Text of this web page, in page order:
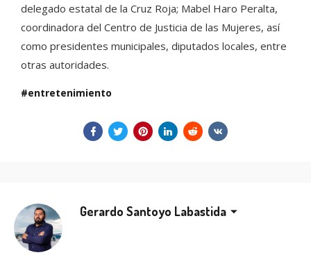
delegado estatal de la Cruz Roja; Mabel Haro Peralta,
coordinadora del Centro de Justicia de las Mujeres, así
como presidentes municipales, diputados locales, entre
otras autoridades.
entretenimiento
Gerardo Santoyo Labastida